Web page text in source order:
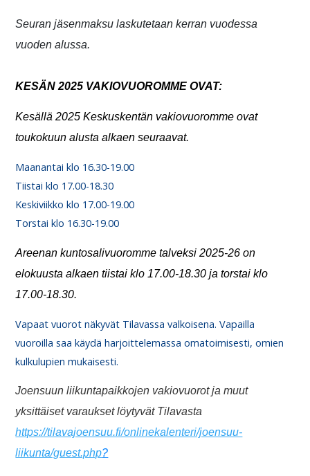
Seuran jäsenmaksu laskutetaan kerran vuodessa
vuoden alussa.
KESÄN 2025 VAKIOVUOROMME OVAT:
Kesällä 2025 Keskuskentän vakiovuoromme ovat
toukokuun alusta alkaen seuraavat.
Maanantai klo 16.30-19.00
Tiistai klo 17.00-18.30
Keskiviikko klo 17.00-19.00
Torstai klo 16.30-19.00
Areenan kuntosalivuoromme talveksi 2025-26 on
elokuusta alkaen tiistai klo 17.00-18.30 ja torstai klo
17.00-18.30.
Vapaat vuorot näkyvät Tilavassa valkoisena. Vapailla
vuoroilla saa käydä harjoittelemassa omatoimisesti, omien
kulkulupien mukaisesti.
Joensuun liikuntapaikkojen vakiovuorot ja muut
yksittäiset varaukset löytyvät Tilavasta
https://tilavajoensuu.fi/onlinekalenteri/joensuu-
liikunta/guest.php?